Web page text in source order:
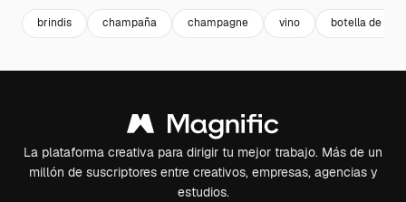
brindis champaña champagne vino botella de vino
La plataforma creativa para dirigir tu mejor trabajo. Más de un
millón de suscriptores entre creativos, empresas, agencias y
estudios.